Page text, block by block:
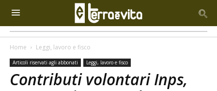
Home Leggi, lavoro e fisco
Articoli riservati agli abbonati Leggi, lavoro e fisco
Contributi volontari Inps,